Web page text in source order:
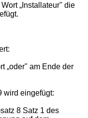
„Installateur" die
„oder" am Ende der
wird eingefügt:
8 Satz 1 des